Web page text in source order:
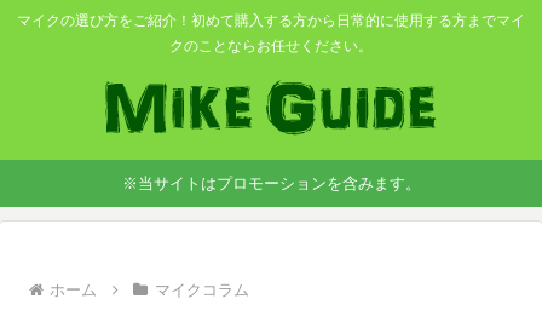
マイクの選び方をご紹介！初めて購入する方から日常的に使用する方までマイ
クのことならお任せください。
※当サイトはプロモーションを含みます。
ホーム マイクコラム